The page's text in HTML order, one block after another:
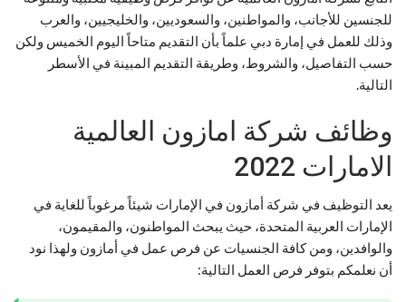
للجنسين للأجانب، والمواطنين، والسعوديين، والخليجيين، والعرب
وذلك للعمل في إمارة دبي علماً بأن التقديم متاحاً اليوم الخميس ولكن
حسب التفاصيل، والشروط، وطريقة التقديم المبينة في الأسطر
التالية.
وظائف شركة امازون العالمية
الامارات 2022
يعد التوظيف في شركة أمازون في الإمارات شيئاً مرغوباً للغاية في
الإمارات العربية المتحدة، حيث يبحث المواطنون، والمقيمون،
والوافدين، ومن كافة الجنسيات عن فرص عمل في أمازون ولهذا نود
أن نعلمكم بتوفر فرص العمل التالية: